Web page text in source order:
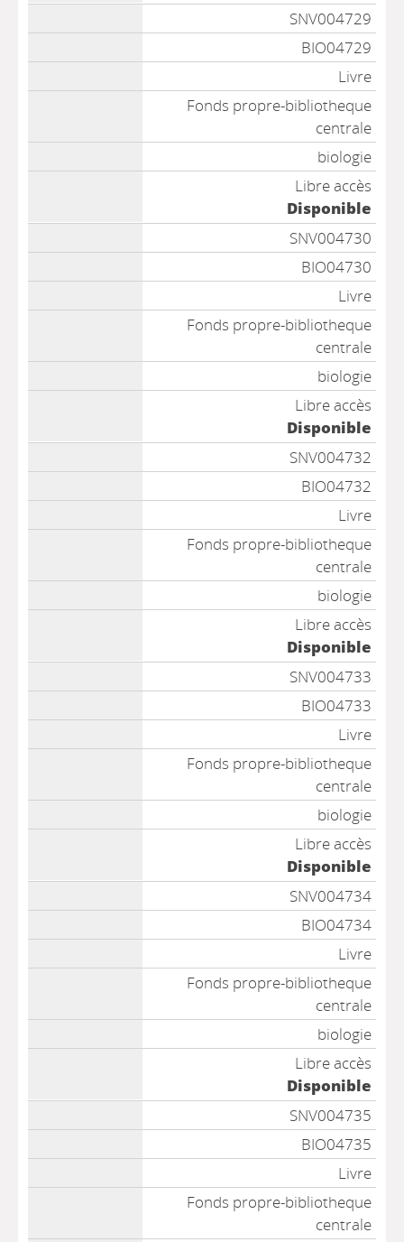
SNV004729
BIO04729
Livre
Fonds propre-bibliotheque
centrale
biologie
Libre accès
Disponible
SNV004730
BIO04730
Livre
Fonds propre-bibliotheque
centrale
biologie
Libre accès
Disponible
SNV004732
BIO04732
Livre
Fonds propre-bibliotheque
centrale
biologie
Libre accès
Disponible
SNV004733
BIO04733
Livre
Fonds propre-bibliotheque
centrale
biologie
Libre accès
Disponible
SNV004734
BIO04734
Livre
Fonds propre-bibliotheque
centrale
biologie
Libre accès
Disponible
SNV004735
BIO04735
Livre
Fonds propre-bibliotheque
centrale